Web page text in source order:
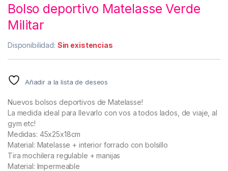
Bolso deportivo Matelasse Verde
Militar
Disponibilidad: Sin existencias
Añadir a la lista de deseos
Nuevos bolsos deportivos de Matelasse!
La medida ideal para llevarlo con vos a todos lados, de viaje, al
gym etc!
Medidas: 45x25x18cm
Material: Matelasse + interior forrado con bolsillo
Tira mochilera regulable + manijas
Material: Impermeable